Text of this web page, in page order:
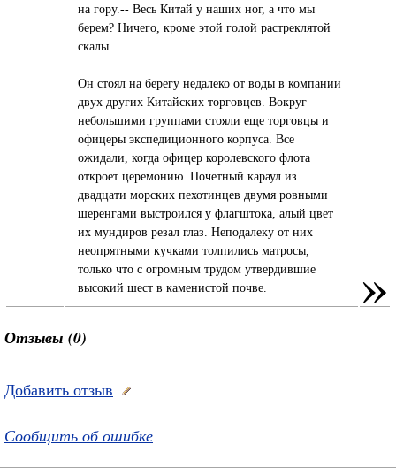
на гору.-- Весь Китай у наших ног, а что мы
берем? Ничего, кроме этой голой растреклятой
скалы.
Он стоял на берегу недалеко от воды в компании
двух других Китайских торговцев. Вокруг
небольшими группами стояли еще торговцы и
офицеры экспедиционного корпуса. Все
ожидали, когда офицер королевского флота
откроет церемонию. Почетный караул из
двадцати морских пехотинцев двумя ровными
шеренгами выстроился у флагштока, алый цвет
их мундиров резал глаз. Неподалеку от них
неопрятными кучками толпились матросы,
только что с огромным трудом утвердившие
высокий шест в каменистой почве.
»
Отзывы (0)
Добавить отзыв
Сообщить об ошибке